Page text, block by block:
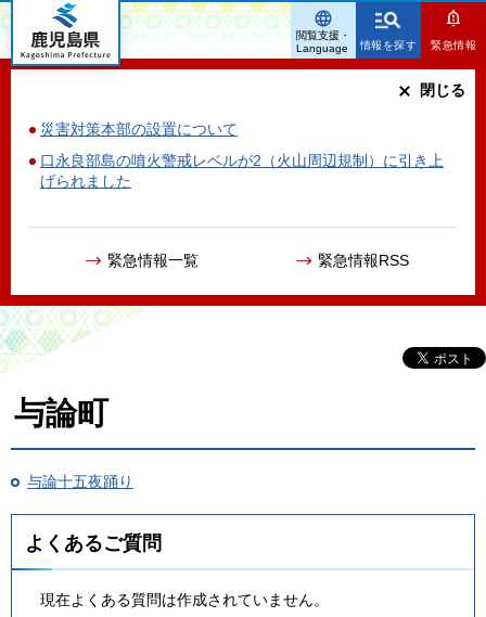
鹿児島県
情報を探す 緊急情報
災害対策本部の設置について
口永良部島の噴火警戒レベルが2（火山周辺規制）に引き上
げられました
緊急情報一覧 緊急情報RSS
閉じる
閲覧支援・
Language
与論町
与論十五夜踊り
よくあるご質問
現在よくある質問は作成されていません。